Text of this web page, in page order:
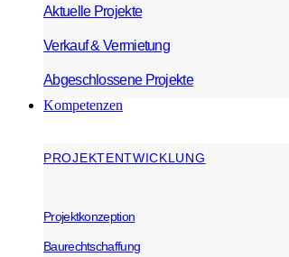
Aktuelle Projekte
Verkauf & Vermietung
Abgeschlossene Projekte
Kompetenzen
PROJEKTENTWICKLUNG
Projektkonzeption
Baurechtschaffung